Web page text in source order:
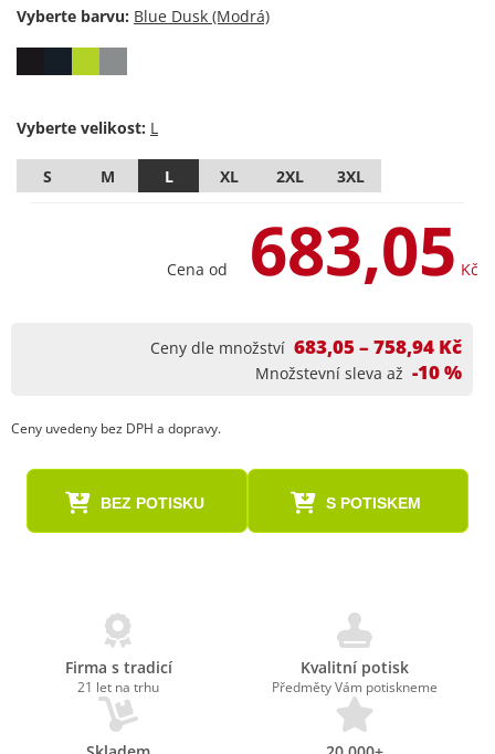
Vyberte barvu:
Vyberte velikost:
S M L XL 2XL 3XL
Cena od 683,05 Kč
Ceny dle množství 683,05 – 758,94 Kč
Množstevní sleva až -10 %
Ceny uvedeny bez DPH a dopravy.
BEZ POTISKU S POTISKEM
Firma s tradicí
21 let na trhu
Kvalitní potisk
Předměty Vám potiskneme